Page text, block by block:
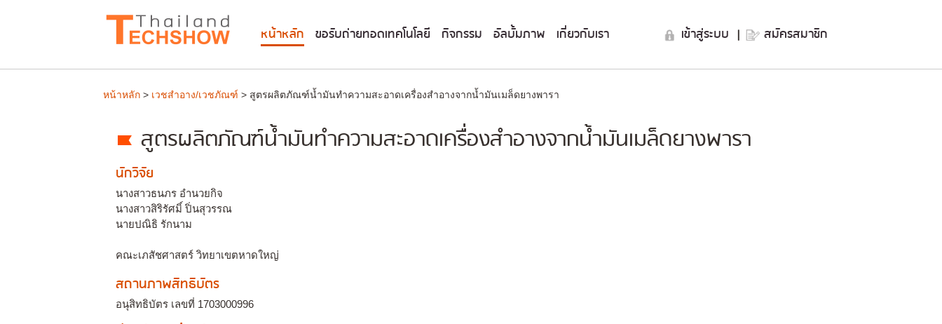
หน้าหลัก ขอรับถ่ายทอดเทคโนโลยี กิจกรรม อัลบั้มภาพ เกี่ยวกับเรา เข้าสู่ระบบ | สมัครสมาชิก
หน้าหลัก > เวชสำอาง/เวชภัณฑ์ > สูตรผลิตภัณฑ์น้ำมันทำความสะอาดเครื่องสำอางจากน้ำมันเมล็ดยางพารา
สูตรผลิตภัณฑ์น้ำมันทำความสะอาดเครื่องสำอางจากน้ำมันเมล็ดยางพารา
นักวิจัย
นางสาวธนภร อำนวยกิจ
นางสาวสิริรัศมิ์ ปิ่นสุวรรณ
นายปณิธิ รักนาม
คณะเภสัชศาสตร์ วิทยาเขตหาดใหญ่
สถานภาพสิทธิบัตร
อนุสิทธิบัตร เลขที่ 1703000996